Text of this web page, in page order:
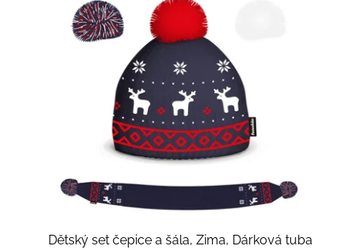
Dětský set čepice a šála, Zima, Dárková tuba